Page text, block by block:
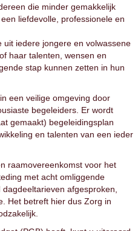
die minder gemakkelijk
liefdevolle, professionele en
iedere jongere en volwassene
haar talenten, wensen en
stap kunnen zetten in hun
een veilige omgeving door
begeleiders. Er wordt
gemaakt) begeleidingsplan
en talenten van een ieder
raamovereenkomst voor het
met acht omliggende
afgesproken,
Het betreft hier dus Zorg in